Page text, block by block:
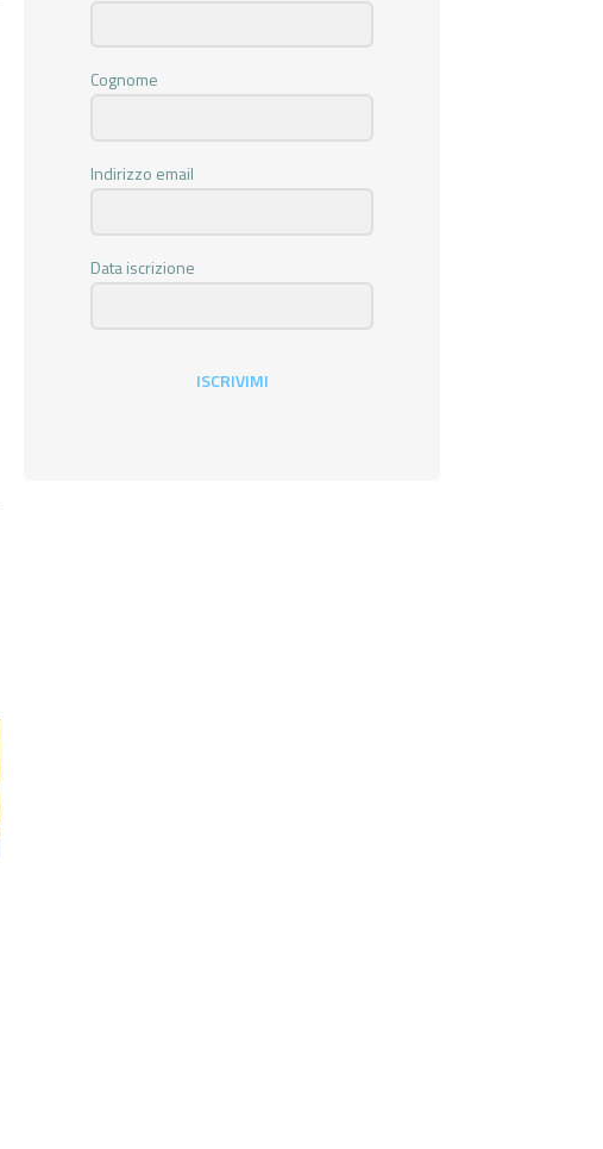
Cognome
Indirizzo email
Data iscrizione
ISCRIVIMI